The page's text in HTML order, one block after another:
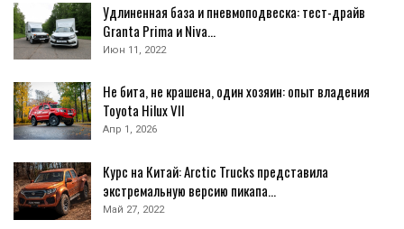
Удлиненная база и пневмоподвеска: тест-драйв
Granta Primа и Niva…
Июн 11, 2022
Не бита, не крашена, один хозяин: опыт владения
Toyota Hilux VII
Апр 1, 2026
Курс на Китай: Arctic Trucks представила
экстремальную версию пикапа…
Май 27, 2022